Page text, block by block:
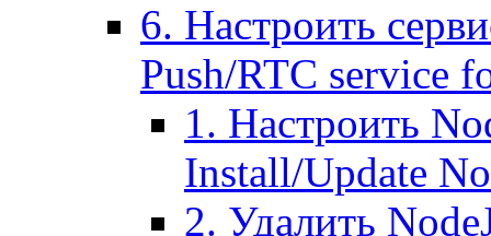
6. Настроить
Push/RTC service
1. Настроить
Install/Update
2. Удалить